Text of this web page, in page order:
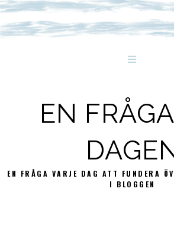
EN
EN FRÅGA VARJE DAG ATT FUNDERA
I BLOGGEN